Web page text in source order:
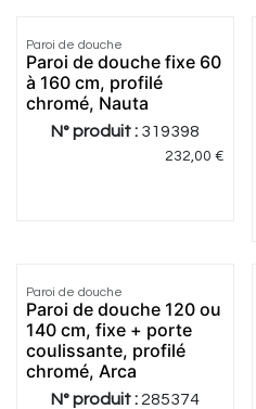
Paroi de douche
Paroi de douche fixe 60
à 160 cm, profilé
chromé, Nauta
N° produit : 319398
232,00 €
Paroi de douche
Paroi de douche 120 ou
140 cm, fixe + porte
coulissante, profilé
chromé, Arca
N° produit : 285374